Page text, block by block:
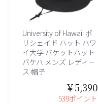
University of Hawaii ポ
リシェイド ハット ハワ
イ大学 バケットハット
バケハ メンズ レディー
ス 帽子
￥5,390
539ポイント